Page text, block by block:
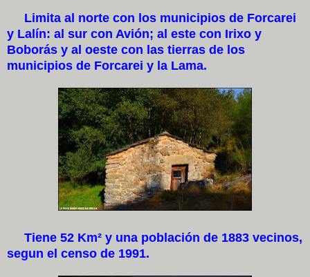
Limita al norte con los municipios de Forcarei
y Lalín: al sur con Avión; al este con Irixo y
Boborás y al oeste con las tierras de los
municipios de Forcarei y la Lama.
Tiene 52 Km² y una población de 1883 vecinos,
segun el censo de 1991.